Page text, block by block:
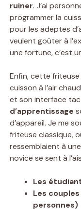
ruiner. J’ai
programmer la
pour les adeptes
veulent goûter à
une fortune, c’est
Enfin, cette
cuisson à l’air
et son interface
d’apprentissage
d’appareil. Je me
friteuse classique,
ressemblaient à
novice se sent à
Les
Les
personnes)